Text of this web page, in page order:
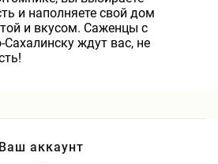
и наполняете свой дом
и вкусом. Саженцы с
ждут вас, не
Ваш аккаунт